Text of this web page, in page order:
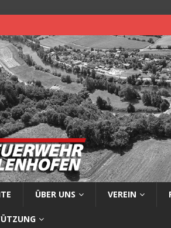
ÜBER UNS VEREIN